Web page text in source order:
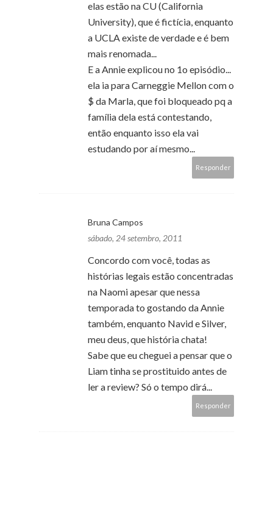
elas estão na CU (California
University), que é fictícia, enquanto
a UCLA existe de verdade e é bem
mais renomada...
E a Annie explicou no 1o episódio...
ela ia para Carneggie Mellon com o
$ da Marla, que foi bloqueado pq a
família dela está contestando,
então enquanto isso ela vai
estudando por aí mesmo...
Responder
Bruna Campos
sábado, 24 setembro, 2011
Concordo com você, todas as
histórias legais estão concentradas
na Naomi apesar que nessa
temporada to gostando da Annie
também, enquanto Navid e Silver,
meu deus, que história chata!
Sabe que eu cheguei a pensar que o
Liam tinha se prostituido antes de
ler a review? Só o tempo dirá...
Responder